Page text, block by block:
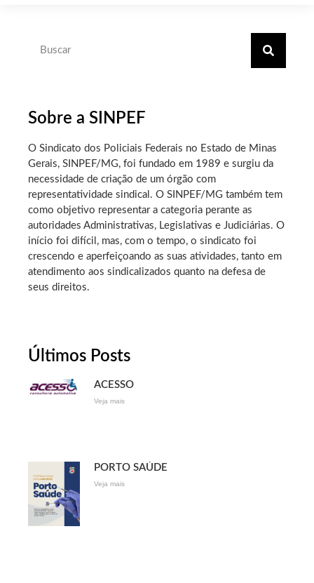
Sobre a SINPEF
O Sindicato dos Policiais Federais no Estado de Minas
Gerais, SINPEF/MG, foi fundado em 1989 e surgiu da
necessidade de criação de um órgão com
representatividade sindical. O SINPEF/MG também tem
como objetivo representar a categoria perante as
autoridades Administrativas, Legislativas e Judiciárias. O
início foi difícil, mas, com o tempo, o sindicato foi
crescendo e aperfeiçoando as suas atividades, tanto em
atendimento aos sindicalizados quanto na defesa de
seus direitos.
Últimos Posts
ACESSO
Veja mais
PORTO SAÚDE
Veja mais